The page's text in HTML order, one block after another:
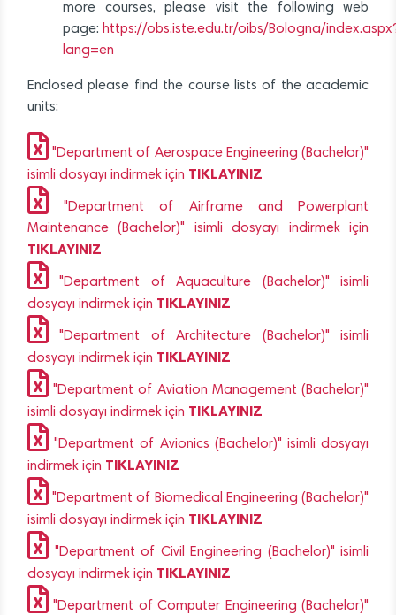
more courses, please visit the following web
page: https://obs.iste.edu.tr/oibs/Bologna/
lang=en
Enclosed please find the course lists of the academic
units:
"Department of Aerospace Engineering (Bachelor)"
isimli dosyayı indirmek için TIKLAYINIZ
"Department of Airframe and Powerplant
Maintenance (Bachelor)" isimli dosyayı indirmek için
TIKLAYINIZ
"Department of Aquaculture (Bachelor)" isimli
dosyayı indirmek için TIKLAYINIZ
"Department of Architecture (Bachelor)" isimli
dosyayı indirmek için TIKLAYINIZ
"Department of Aviation Management (Bachelor)"
isimli dosyayı indirmek için TIKLAYINIZ
"Department of Avionics (Bachelor)" isimli dosyayı
indirmek için TIKLAYINIZ
"Department of Biomedical Engineering (Bachelor)"
isimli dosyayı indirmek için TIKLAYINIZ
"Department of Civil Engineering (Bachelor)" isimli
dosyayı indirmek için TIKLAYINIZ
"Department of Computer Engineering (Bachelor)"